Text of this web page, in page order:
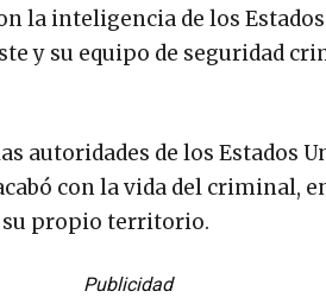
la inteligencia de los
y su equipo de seguridad
autoridades de los Estados
con la vida del criminal,
su propio territorio.
Publicidad